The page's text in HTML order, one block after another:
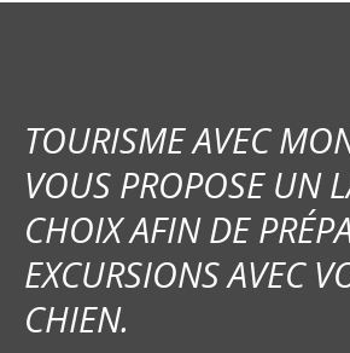
TOURISME AVEC
VOUS PROPOSE UN
CHOIX AFIN DE
EXCURSIONS AVEC
CHIEN.